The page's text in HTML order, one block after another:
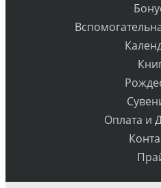
Оплата и